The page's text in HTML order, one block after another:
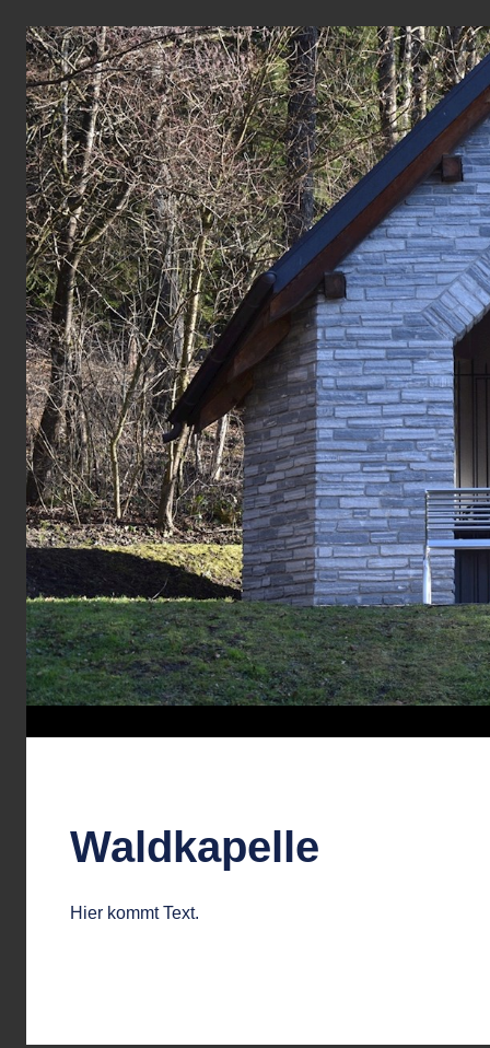
Waldkapelle
Hier kommt Text.